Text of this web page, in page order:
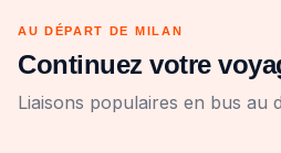
AU DÉPART DE MILAN
Continuez votre
Liaisons populaires en bus au